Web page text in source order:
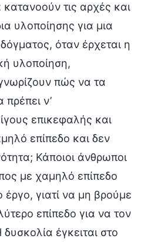
τις αρχές και
υλοποίησης για μια
όταν έρχεται η
υλοποίηση,
πώς να τα
ν’
επικεφαλής και
επίπεδο και δεν
Κάποιοι άνθρωποι
με χαμηλό επίπεδο
έργο, γιατί να μη βρούμε
επίπεδο για να τον
έγκειται στο